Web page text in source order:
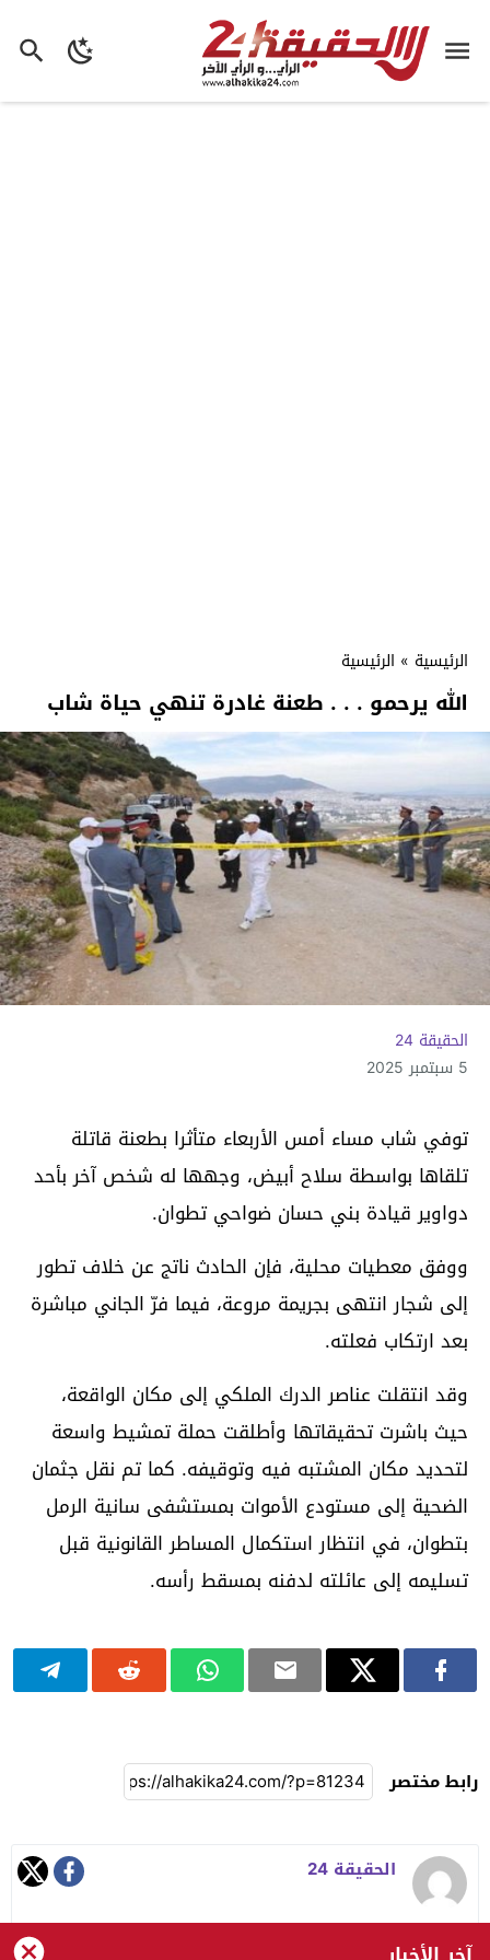
الرئيسية » الرئيسية
الله يرحمو . . . طعنة غادرة تنهي حياة شاب
الحقيقة 24
5 سبتمبر 2025
توفي شاب مساء أمس الأربعاء متأثرا بطعنة قاتلة
تلقاها بواسطة سلاح أبيض، وجهها له شخص آخر بأحد
دواوير قيادة بني حسان ضواحي تطوان.
ووفق معطيات محلية، فإن الحادث ناتج عن خلاف تطور
إلى شجار انتهى بجريمة مروعة، فيما فرّ الجاني مباشرة
بعد ارتكاب فعلته.
وقد انتقلت عناصر الدرك الملكي إلى مكان الواقعة،
حيث باشرت تحقيقاتها وأطلقت حملة تمشيط واسعة
لتحديد مكان المشتبه فيه وتوقيفه. كما تم نقل جثمان
الضحية إلى مستودع الأموات بمستشفى سانية الرمل
بتطوان، في انتظار استكمال المساطر القانونية قبل
تسليمه إلى عائلته لدفنه بمسقط رأسه.
رابط مختصر
الحقيقة 24